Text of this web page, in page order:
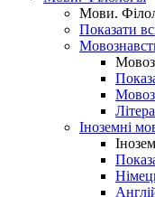
Мови.
Показати
Іноземні